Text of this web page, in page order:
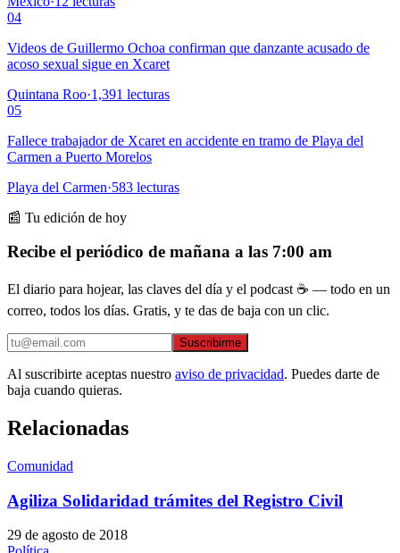
04
Videos de Guillermo Ochoa confirman que danzante acusado de
acoso sexual sigue en Xcaret
Quintana Roo·1,391 lecturas
05
Fallece trabajador de Xcaret en accidente en tramo de Playa del
Carmen a Puerto Morelos
Playa del Carmen·583 lecturas
📰 Tu edición de hoy
Recibe el periódico de mañana a las 7:00 am
El diario para hojear, las claves del día y el podcast ☕ — todo en un
correo, todos los días. Gratis, y te das de baja con un clic.
Suscribirme
Al suscribirte aceptas nuestro aviso de privacidad. Puedes darte de
baja cuando quieras.
Relacionadas
Comunidad
Agiliza Solidaridad trámites del Registro Civil
29 de agosto de 2018